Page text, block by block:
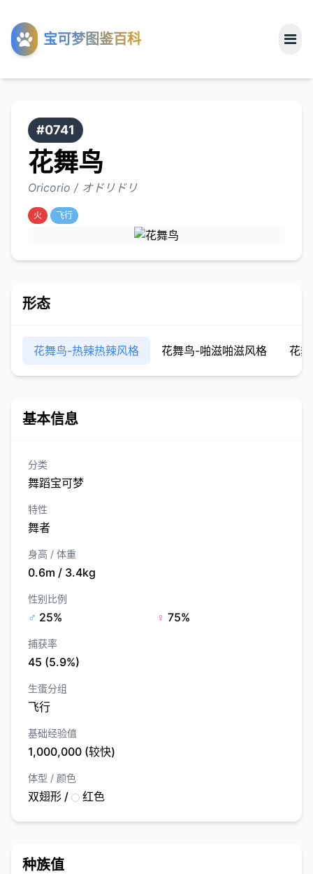
宝可梦图鉴百科
工具
关于
#0741
花舞鸟
Oricorio / オドリドリ
火 飞行
形态
花舞鸟-热辣热辣风格 花舞鸟-啪滋啪滋风格 花
基本信息
分类
舞蹈宝可梦
特性
舞者
身高 / 体重
0.6m / 3.4kg
性别比例
♂ 25% ♀ 75%
捕获率
45 (5.9%)
生蛋分组
飞行
基础经验值
1,000,000 (较快)
体型 / 颜色
双翅形 / 红色
种族值